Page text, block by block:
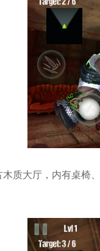
质大厅，内有桌椅